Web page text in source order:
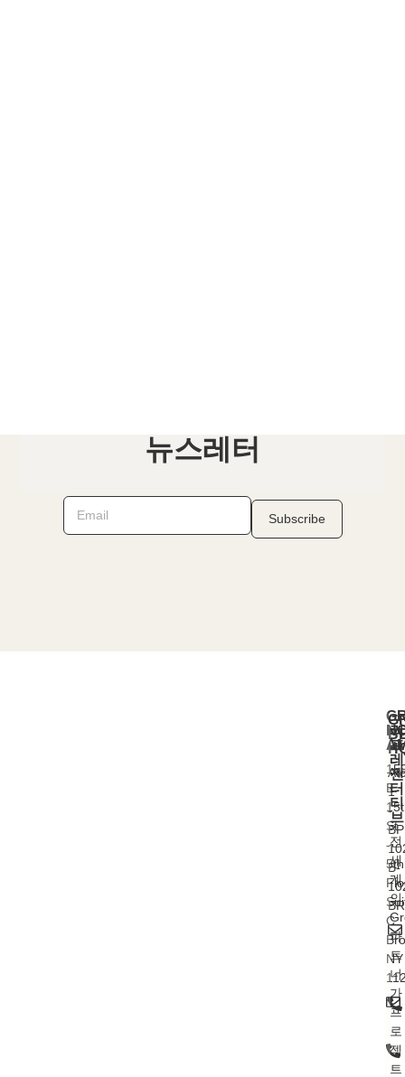
뉴스레터
E.
St.
-
5th
C
NY
1
-
BP
B-
리
프
레
젠
터
티
브
전
세
계
의
파
트
너
가
프
로
젝
트